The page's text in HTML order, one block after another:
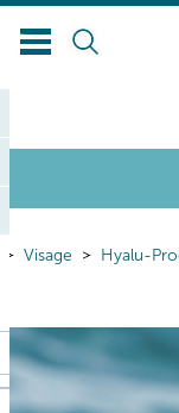
Visage Hyalu-